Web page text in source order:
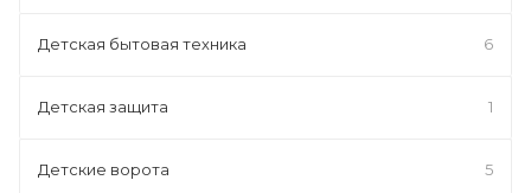
Детская бытовая техника 6
Детская защита 1
Детские ворота 5